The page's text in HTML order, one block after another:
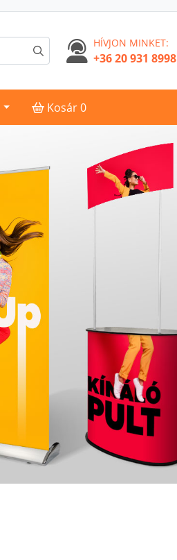
HÍVJON MINKET:
+36 20 931 8998
Kosár
Kosár0